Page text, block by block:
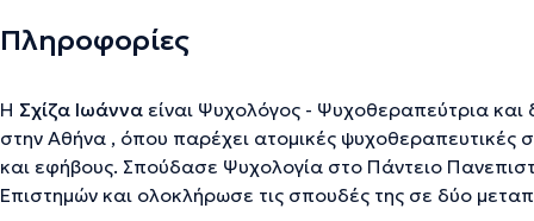
Πληροφορίες
Η Σχίζα Ιωάννα είναι Ψυχολόγος - Ψυχοθεραπεύτρια και
στην Αθήνα , όπου παρέχει ατομικές ψυχοθεραπευτικές
και εφήβους. Σπούδασε Ψυχολογία στο Πάντειο
Επιστημών και ολοκλήρωσε τις σπουδές της σε δύο